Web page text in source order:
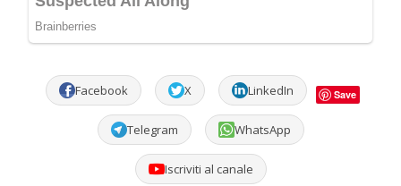
Facebook X LinkedIn Save
Telegram WhatsApp
Iscriviti al canale